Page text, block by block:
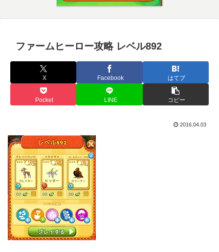
ファームヒーロー攻略 レベル892
X Facebook はてブ
Pocket LINE コピー
2016.04.03